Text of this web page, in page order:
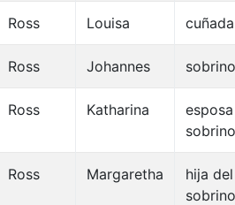
Ross Louisa cuñada
Ross Johannes sobrino
Ross Katharina
sobrino
Ross Margaretha
hija del